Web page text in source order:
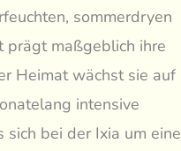
sommerdryen
prägt maßgeblich ihre
Heimat wächst sie auf
intensive
sich bei der Ixia um eine